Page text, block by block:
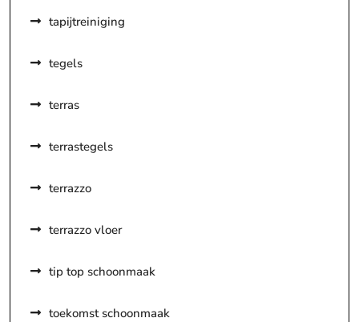
tapijtreiniging
tegels
terras
terrastegels
terrazzo
terrazzo vloer
tip top schoonmaak
toekomst schoonmaak